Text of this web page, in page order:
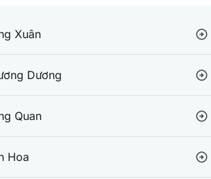
Xuân arrow_circle_right
Dương arrow_circle_right
Quan arrow_circle_right
Hoa arrow_circle_right